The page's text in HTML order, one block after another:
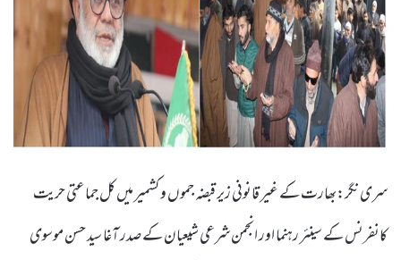
سری نگر:بھارت کے غیر قانونی زیر قبضہ جموں و کشمیر میں کل جماعتی حریت
کانفرنس کے سینئر رہنما اور انجمن شرعی شیعیان کے صدر آغا سید حسن موسوی